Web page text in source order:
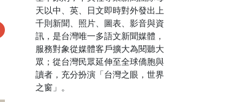
天以中、英、日文即時對外發出上
千則新聞、照片、圖表、影音與資
訊，是台灣唯一多語文新聞媒體，
服務對象從媒體客戶擴大為閱聽大
眾；從台灣民眾延伸至全球僑胞與
讀者，充分扮演「台灣之眼，世界
之窗」。